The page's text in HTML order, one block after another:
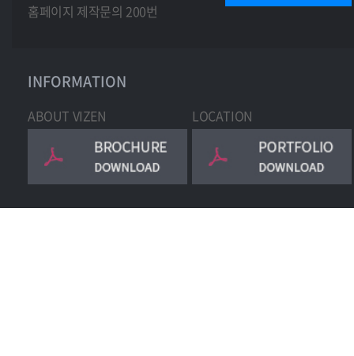
홈페이지 제작문의 200번
INFORMATION
ABOUT VIZEN LOCATION